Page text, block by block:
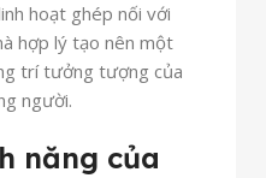
hoạt ghép nối với
hợp lý tạo nên một
trí tưởng tượng của
người.
năng của